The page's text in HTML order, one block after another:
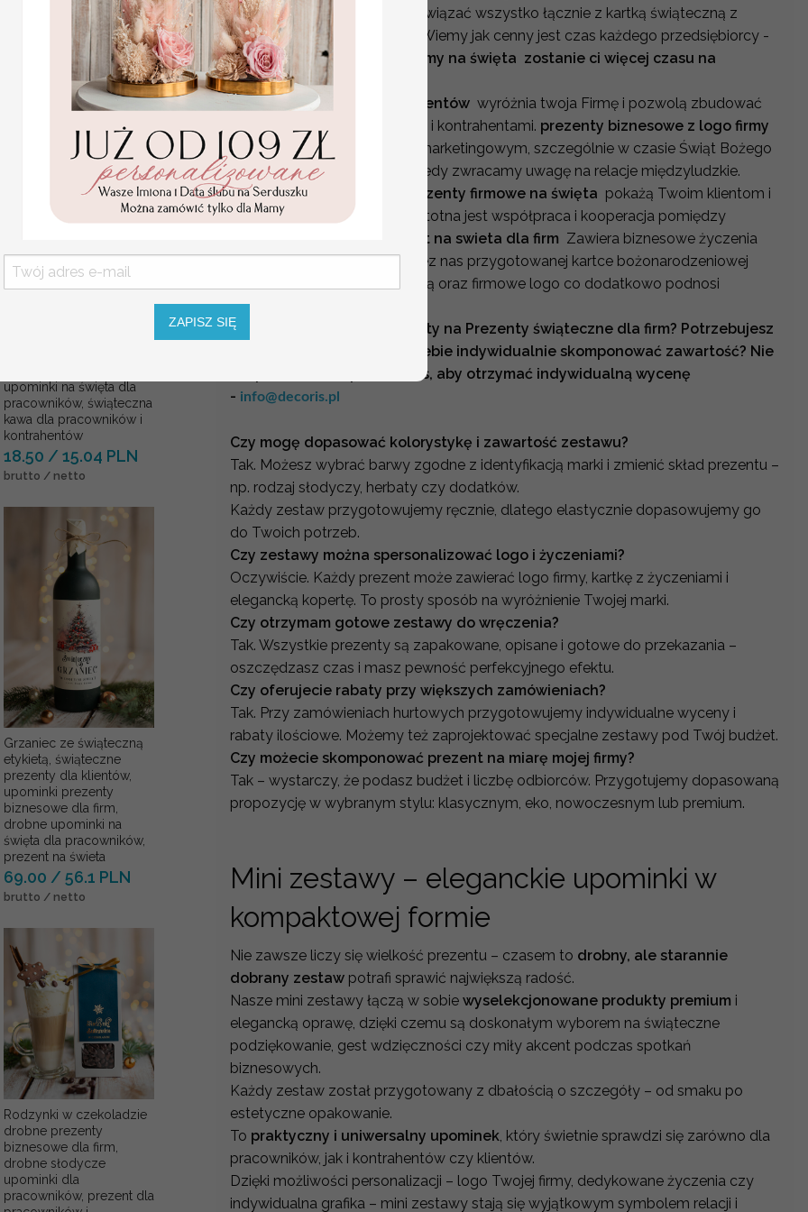
pudełku z bombką
domki na choinkę-
drewniane zawieszki na
choinkę prezent dla
35.00 / 28.46 PLN
upominki na święta dla
pracowników, świąteczna
kawa dla pracowników i
kontrahentów
18.50 / 15.04 PLN
brutto / netto
Grzaniec ze świąteczną
etykietą, świąteczne
prezenty dla klientów,
upominki prezenty
biznesowe dla firm,
drobne upominki na
święta dla pracowników,
prezent na świeta
69.00 / 56.1 PLN
brutto / netto
Rodzynki w czekoladzie
drobne prezenty
biznesowe dla firm,
drobne słodycze
upominki dla
pracowników, prezent dla
Nic nie musisz kompletować wiązać wszystko łącznie z kartką świąteczną z
życzeniami jest w zestawie ! Wiemy jak cenny jest czas każdego przedsiębiorcy -
dzięki naszymPrezent od firmy na święta zostanie ci więcej czasu na
rozwijanie Twojej firmy !
Prezenty świąteczne dla klientów wyróżnia twoja Firmę i pozwolą zbudować
pozytywne relacje z klientami i kontrahentami. prezenty biznesowe z logo firmy
są doskonałym narzędziem marketingowym, szczególnie w czasie Świąt Bożego
Narodzenia i nowego Roku kiedy zwracamy uwagę na relacje międzyludzkie.
Wręczając kupione u nas
Prezenty firmowe na święta pokażą Twoim klientom i
kontrahentom klientom jak istotna jest współpraca i kooperacja pomiędzy
prezent na swieta dla firm Zawiera biznesowe życzenia
świąteczne na specjalnie przez nas przygotowanej kartce bożonarodzeniowej
wraz z ręcznie robiona kopertą oraz firmowe logo co dodatkowo podnosi
świadomość marki.
Szukasz indywidualnej oferty na Prezenty świąteczne dla firm? Potrzebujesz
większą ilość? Mamy dla Ciebie indywidualnie skomponować zawartość? Nie
ma problemu! Napisz do nas, aby otrzymać indywidualną wycenę
- info@decoris.pl
Czy mogę dopasować kolorystykę i zawartość zestawu?
Tak. Możesz wybrać barwy zgodne z identyfikacją marki i zmienić skład prezentu –
np. rodzaj słodyczy, herbaty czy dodatków.
Każdy zestaw przygotowujemy ręcznie, dlatego elastycznie dopasowujemy go
do Twoich potrzeb.
Czy zestawy można spersonalizować logo i życzeniami?
Oczywiście. Każdy prezent może zawierać logo firmy, kartkę z życzeniami i
elegancką kopertę. To prosty sposób na wyróżnienie Twojej marki.
Czy otrzymam gotowe zestawy do wręczenia?
Tak. Wszystkie prezenty są zapakowane, opisane i gotowe do przekazania –
oszczędzasz czas i masz pewność perfekcyjnego efektu.
Czy oferujecie rabaty przy większych zamówieniach?
Tak. Przy zamówieniach hurtowych przygotowujemy indywidualne wyceny i
rabaty ilościowe. Możemy też zaprojektować specjalne zestawy pod Twój budżet.
Czy możecie skomponować prezent na miarę mojej firmy?
Tak – wystarczy, że podasz budżet i liczbę odbiorców. Przygotujemy dopasowaną
propozycję w wybranym stylu: klasycznym, eko, nowoczesnym lub premium.
Mini zestawy – eleganckie upominki w
kompaktowej formie
Nie zawsze liczy się wielkość prezentu – czasem to drobny, ale starannie
dobrany zestaw potrafi sprawić największą radość.
Nasze mini zestawy łączą w sobie wyselekcjonowane produkty premium i
elegancką oprawę, dzięki czemu są doskonałym wyborem na świąteczne
podziękowanie, gest wdzięczności czy miły akcent podczas spotkań
biznesowych.
Każdy zestaw został przygotowany z dbałością o szczegóły – od smaku po
estetyczne opakowanie.
To praktyczny i uniwersalny upominek , który świetnie sprawdzi się zarówno dla
pracowników, jak i kontrahentów czy klientów.
Dzięki możliwości personalizacji – logo Twojej firmy, dedykowane życzenia czy
indywidualna grafika – mini zestawy stają się wyjątkowym symbolem relacji i
ZAPISZ SIĘ